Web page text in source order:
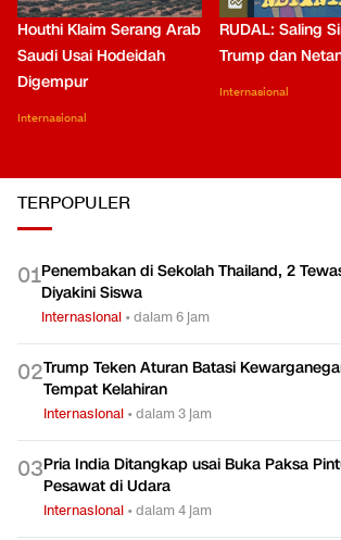
Houthi Klaim Serang Arab
Saudi Usai Hodeidah
Digempur
Internasional
RUDAL: Saling
Trump dan
Internasional
TERPOPULER
01Penembakan di Sekolah Thailand, 2
Diyakini Siswa
Internasional •dalam 6 jam
02Trump Teken Aturan Batasi
Tempat Kelahiran
Internasional •dalam 3 jam
03Pria India Ditangkap usai Buka Paksa
Pesawat di Udara
Internasional •dalam 4 jam